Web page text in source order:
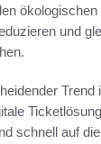
und
Trend
schnell auf